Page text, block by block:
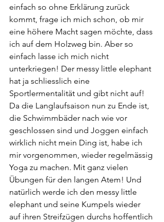
einfach so ohne Erklärung zurück
kommt, frage ich mich schon, ob mir
eine höhere Macht sagen möchte, dass
ich auf dem Holzweg bin. Aber so
einfach lasse ich mich nicht
unterkriegen! Der messy little elephant
hat ja schliesslich eine
Sportlermentalität und gibt nicht auf!
Da die Langlaufsaison nun zu Ende ist,
die Schwimmbäder nach wie vor
geschlossen sind und Joggen einfach
wirklich nicht mein Ding ist, habe ich
mir vorgenommen, wieder regelmässig
Yoga zu machen. Mit ganz vielen
Übungen für den langen Atem! Und
natürlich werde ich den messy little
elephant und seine Kumpels wieder
auf ihren Streifzügen durchs hoffentlich